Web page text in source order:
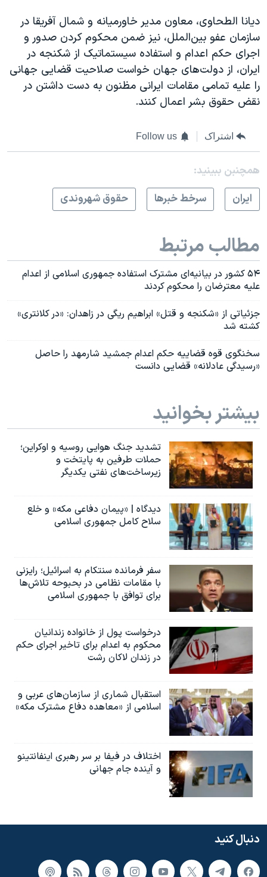
دیانا الطحاوی، معاون مدیر خاورمیانه و شمال آفریقا در
سازمان عفو بین‌الملل، نیز ضمن محکوم کردن صدور و
اجرای حکم اعدام و استفاده سیستماتیک از شکنجه در
ایران، از دولت‌های جهان خواست صلاحیت قضایی جهانی
را علیه تمامی مقامات ایرانی مظنون به دست داشتن در
نقض حقوق بشر اعمال کنند.
اشتراک Follow us
همچنبن ببینید:
ايران
سرخط خبرها حقوق شهروندی
مطالب مرتبط
۵۴ کشور در بیانیه‌ای مشترک استفاده جمهوری اسلامی از اعدام
علیه معترضان را محکوم کردند
جزئیاتی از «شکنجه و قتل» ابراهیم ریگی در زاهدان: «در کلانتری»
کشته شد
سخنگوی قوه قضاییه حکم اعدام جمشید شارمهد را حاصل
«رسیدگی عادلانه» قضایی دانست
بیشتر بخوانید
تشدید جنگ هوایی روسیه و اوکراین؛
حملات طرفین به پایتخت‌ و
زیرساخت‌های نفتی یکدیگر
دیدگاه | «پیمان دفاعی مکه» و خلع
سلاح کامل جمهوری اسلامی
سفر فرمانده سنتکام به اسرائیل؛ رایزنی
با مقامات نظامی در بحبوحه تلاش‌ها
برای توافق با جمهوری اسلامی
درخواست پول از خانواده زندانیان
محکوم به‌ اعدام برای تاخیر اجرای حکم
در زندان لاکان رشت
استقبال شماری از سازمان‌های عربی و
اسلامی از «معاهده دفاع مشترک مکه»
اختلاف در فیفا بر سر رهبری اینفانتینو
و آینده جام جهانی
دنبال کنید